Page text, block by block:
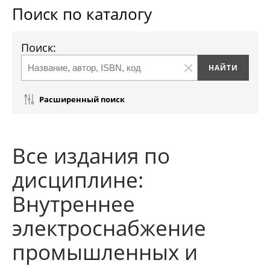
Поиск по каталогу
Поиск:
Расширенный поиск
Все издания по
дисциплине:
Внутреннее
электроснабжение
промышленных и